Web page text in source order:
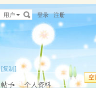
用户 登录 注册
[复制]
空
帖子 个人资料